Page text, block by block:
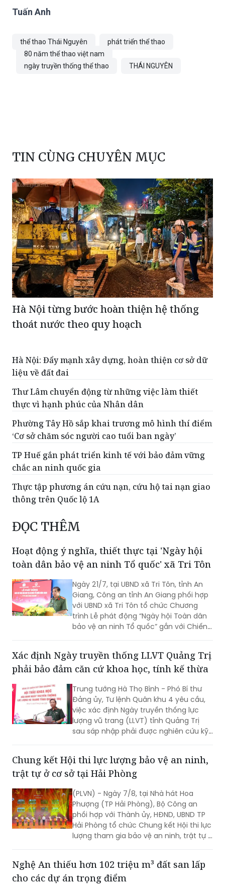
Tuấn Anh
thể thao Thái Nguyên
phát triển thể thao
80 năm thể thao việt nam
ngày truyền thống thể thao
THÁI NGUYÊN
TIN CÙNG CHUYÊN MỤC
Hà Nội từng bước hoàn thiện hệ thống
thoát nước theo quy hoạch
Hà Nội: Đẩy mạnh xây dựng, hoàn thiện cơ sở dữ
liệu về đất đai
Thư Lâm chuyển động từ những việc làm thiết
thực vì hạnh phúc của Nhân dân
Phường Tây Hồ sắp khai trương mô hình thí điểm
‘Cơ sở chăm sóc người cao tuổi ban ngày’
TP Huế gắn phát triển kinh tế với bảo đảm vững
chắc an ninh quốc gia
Thực tập phương án cứu nạn, cứu hộ tai nạn giao
thông trên Quốc lộ 1A
ĐỌC THÊM
Hoạt động ý nghĩa, thiết thực tại 'Ngày hội
toàn dân bảo vệ an ninh Tổ quốc' xã Tri Tôn
Ngày 21/7, tại UBND xã Tri Tôn, tỉnh An
Giang, Công an tỉnh An Giang phối hợp
với UBND xã Tri Tôn tổ chức Chương
trình Lễ phát động “Ngày hội Toàn dân
bảo vệ an ninh Tổ quốc” gắn với Chiến
Xác định Ngày truyền thống LLVT Quảng Trị
phải bảo đảm căn cứ khoa học, tính kế thừa
Trung tướng Hà Thọ Bình - Phó Bí thư
Đảng ủy, Tư lệnh Quân khu 4 yêu cầu,
việc xác định Ngày truyền thống lực
lượng vũ trang (LLVT) tỉnh Quảng Trị
sau sáp nhập phải được nghiên cứu kỹ
Chung kết Hội thi lực lượng bảo vệ an ninh,
trật tự ở cơ sở tại Hải Phòng
(PLVN) - Ngày 7/8, tại Nhà hát Hoa
Phượng (TP Hải Phòng), Bộ Công an
phối hợp với Thành ủy, HĐND, UBND TP
Hải Phòng tổ chức Chung kết Hội thi lực
lượng tham gia bảo vệ an ninh, trật tự ở
niềm tin. Vì an ninh Tổ quốc và bình yên
cuộc sống".
Nghệ An thiếu hơn 102 triệu m³ đất san lấp
cho các dự án trọng điểm